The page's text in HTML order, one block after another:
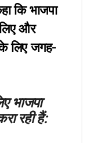
कि भाजपा
और
लिए जगह-
भाजपा
रही हैं: